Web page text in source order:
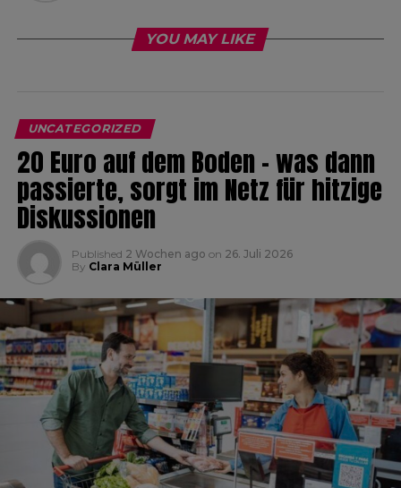
YOU MAY LIKE
UNCATEGORIZED
20 Euro auf dem Boden – was dann
passierte, sorgt im Netz für hitzige
Diskussionen
Published 2 Wochen ago on 26. Juli 2026
By Clara Müller